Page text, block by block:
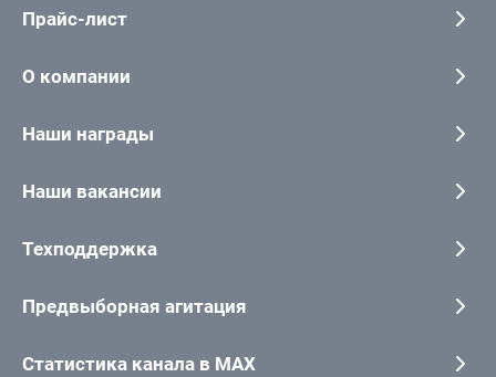
Прайс-лист
О компании
Наши награды
Наши вакансии
Техподдержка
Предвыборная агитация
Статистика канала в MAX